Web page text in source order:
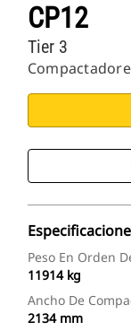
CP12
Tier 3
Peso En Orden
11914 kg
Ancho De
2134 mm